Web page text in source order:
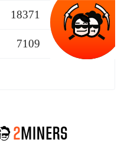
18371
7109